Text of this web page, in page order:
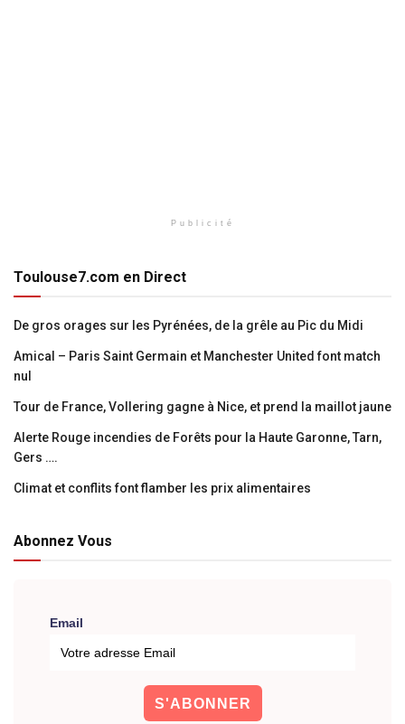
Publicité
Toulouse7.com en Direct
De gros orages sur les Pyrénées, de la grêle au Pic du Midi
Amical – Paris Saint Germain et Manchester United font match
nul
Tour de France, Vollering gagne à Nice, et prend la maillot jaune
Alerte Rouge incendies de Forêts pour la Haute Garonne, Tarn,
Gers ….
Climat et conflits font flamber les prix alimentaires
Abonnez Vous
Email